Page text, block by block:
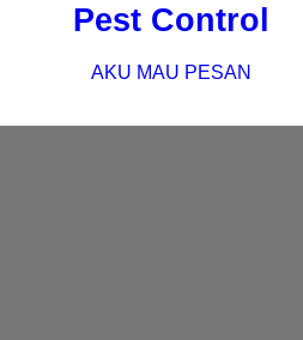
Pest Control
AKU MAU PESAN